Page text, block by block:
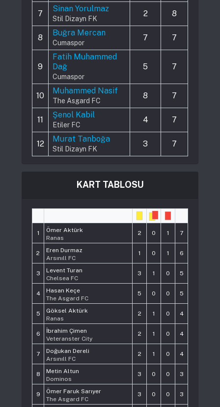
7
Sinan Yorulmaz
Stil Dizayn FK
2 8
8
Buğra Mercan
Cumaspor
7 7
9
Fatih Muhammed
Dağ
Cumaspor
5 7
10
Muhammed Nasif
The Asgard FC
8 7
11
Şenol Kabil
Etiler FC
4 7
12
Murat Tanboğa
Stil Dizayn FK
3 7
KART TABLOSU
1
Ömer Aktürk
Ranas
2 0 1 7
2
Eren Durmaz
Arsınıll FC
1 0 1 6
3
Levent Turan
Chelsea FC
3 1 0 5
4
Hasan Keçe
The Asgard FC
5 0 0 5
5
Göksel Aktürk
Ranas
2 1 0 4
6
İbrahim Çimen
Veteranster City
2 1 0 4
7
Doğukan Dereli
Arsınıll FC
2 1 0 4
8
Metin Altun
Dominos
3 0 0 3
9
Ömer Faruk Sarıyer
The Asgard FC
3 0 0 3